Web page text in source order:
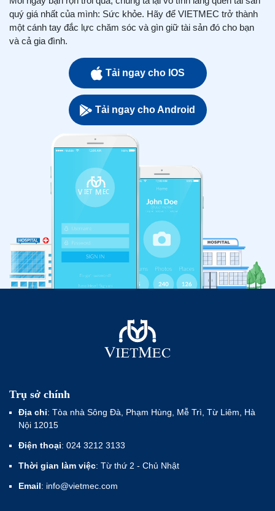
quý giá nhất của mình: Sức khỏe. Hãy để VIETMEC trở thành
một cánh tay đắc lực chăm sóc và gìn giữ tài sản đó cho bạn
và cả gia đình.
Tải ngay cho IOS
Tải ngay cho Android
Trụ sở chính
Địa chỉ: Tòa nhà Sông Đà, Phạm Hùng, Mễ Trì, Từ Liêm, Hà
Nội 12015
Điện thoại: 024 3212 3133
Thời gian làm việc: Từ thứ 2 - Chủ Nhật
Email: info@vietmec.com